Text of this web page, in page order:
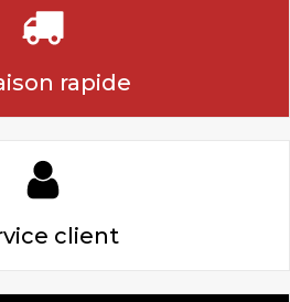
rapide
client